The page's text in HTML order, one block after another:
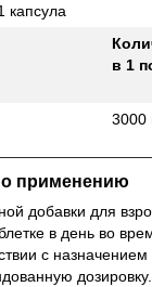
капсула
в 1
3000
применению
добавки для
в день во
с
дозировку.